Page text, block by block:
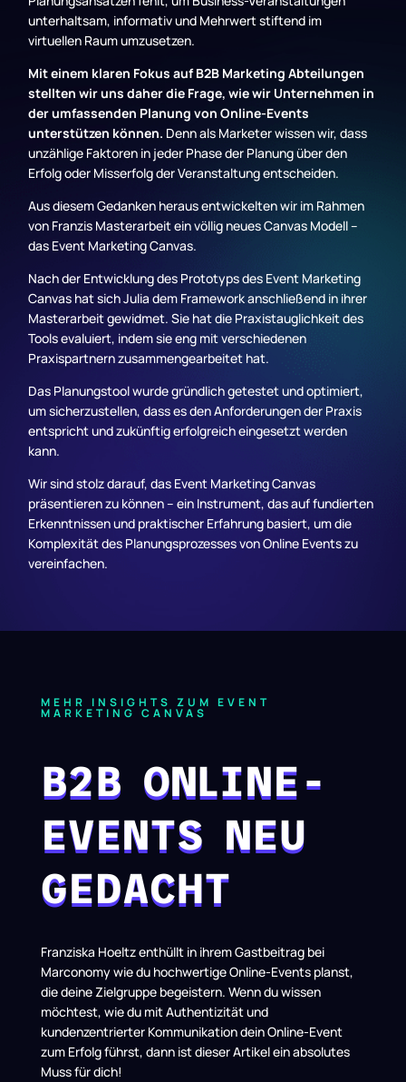
unterhaltsam, informativ und Mehrwert stiftend im
virtuellen Raum umzusetzen.
Mit einem klaren Fokus auf B2B Marketing Abteilungen
stellten wir uns daher die Frage, wie wir Unternehmen in
der umfassenden Planung von Online-Events
unterstützen können. Denn als Marketer wissen wir, dass
unzählige Faktoren in jeder Phase der Planung über den
Erfolg oder Misserfolg der Veranstaltung entscheiden.
Aus diesem Gedanken heraus entwickelten wir im Rahmen
von Franzis Masterarbeit ein völlig neues Canvas Modell –
das Event Marketing Canvas.
Nach der Entwicklung des Prototyps des Event Marketing
Canvas hat sich Julia dem Framework anschließend in ihrer
Masterarbeit gewidmet. Sie hat die Praxistauglichkeit des
Tools evaluiert, indem sie eng mit verschiedenen
Praxispartnern zusammengearbeitet hat.
Das Planungstool wurde gründlich getestet und optimiert,
um sicherzustellen, dass es den Anforderungen der Praxis
entspricht und zukünftig erfolgreich eingesetzt werden
kann.
Wir sind stolz darauf, das Event Marketing Canvas
präsentieren zu können – ein Instrument, das auf fundierten
Erkenntnissen und praktischer Erfahrung basiert, um die
Komplexität des Planungsprozesses von Online Events zu
vereinfachen.
MEHR INSIGHTS ZUM EVENT
MARKETING CANVAS
B2B ONLINE-
EVENTS NEU
GEDACHT
Franziska Hoeltz enthüllt in ihrem Gastbeitrag bei
Marconomy wie du hochwertige Online-Events planst,
die deine Zielgruppe begeistern. Wenn du wissen
möchtest, wie du mit Authentizität und
kundenzentrierter Kommunikation dein Online-Event
zum Erfolg führst, dann ist dieser Artikel ein absolutes
Muss für dich!